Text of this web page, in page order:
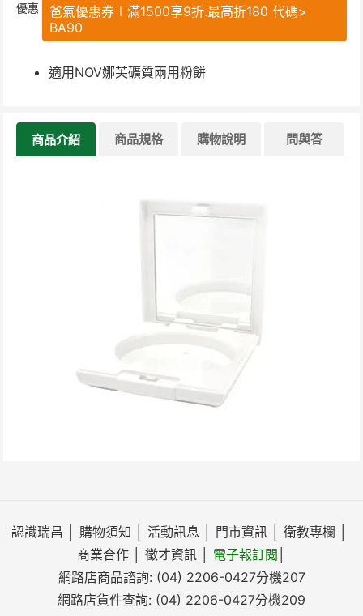
優惠
爸氣優惠券∣滿1500享9折.最高折180 代碼>
BA90
適用NOV娜芙礦質兩用粉餅
商品介紹 商品規格 購物說明 問與答
認識瑞昌 購物須知 活動訊息 門市資訊 衛教專欄
商業合作
徵才資訊 電子報訂閱
網路店商品諮詢: (04) 2206-0427分機207
網路店貨件查詢: (04) 2206-0427分機209